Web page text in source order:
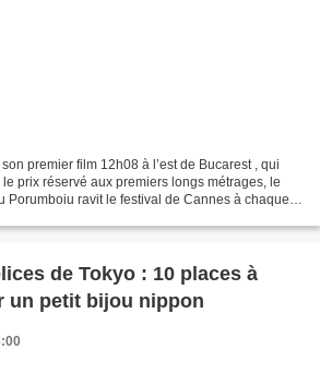
premier film 12h08 à l’est de Bucarest , qui
le prix réservé aux premiers longs métrages, le
Porumboiu ravit le festival de Cannes à chaque
de Tokyo : 10 places à
gagner pour voir un petit bijou nippon